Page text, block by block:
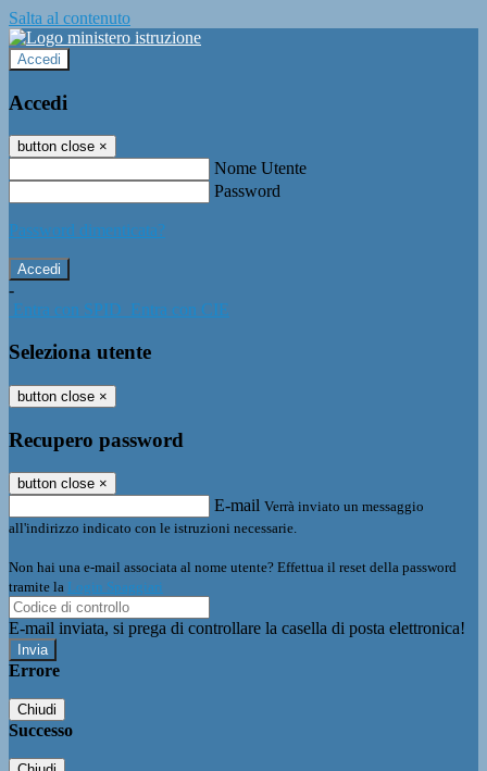
Salta al contenuto
Accedi
Accedi
button close ×
Nome Utente
Password
Password dimenticata?
-
Entra con SPID Entra con CIE
Seleziona utente
button close ×
Recupero password
button close ×
E-mail Verrà inviato un messaggio
all'indirizzo indicato con le istruzioni necessarie.
Non hai una e-mail associata al nome utente? Effettua il reset della password
tramite la Login Spaggiari
E-mail inviata, si prega di controllare la casella di posta elettronica!
Errore
Chiudi
Successo